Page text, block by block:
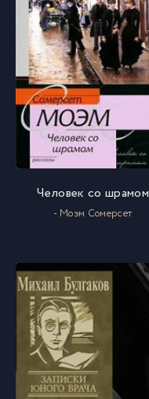
Человек со шрамом
- Моэм Сомерсет